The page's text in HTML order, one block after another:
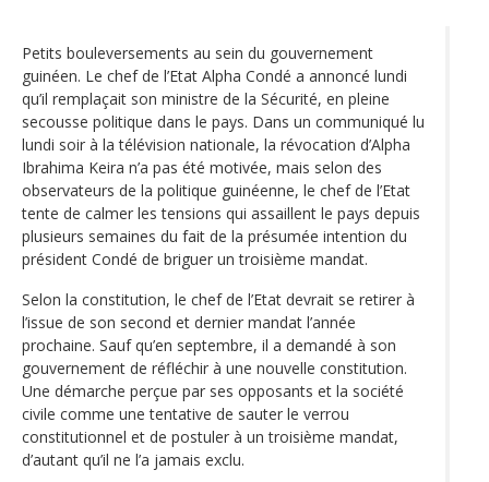
Petits bouleversements au sein du gouvernement
guinéen. Le chef de l’Etat Alpha Condé a annoncé lundi
qu’il remplaçait son ministre de la Sécurité, en pleine
secousse politique dans le pays. Dans un communiqué lu
lundi soir à la télévision nationale, la révocation d’Alpha
Ibrahima Keira n’a pas été motivée, mais selon des
observateurs de la politique guinéenne, le chef de l’Etat
tente de calmer les tensions qui assaillent le pays depuis
plusieurs semaines du fait de la présumée intention du
président Condé de briguer un troisième mandat.
Selon la constitution, le chef de l’Etat devrait se retirer à
l’issue de son second et dernier mandat l’année
prochaine. Sauf qu’en septembre, il a demandé à son
gouvernement de réfléchir à une nouvelle constitution.
Une démarche perçue par ses opposants et la société
civile comme une tentative de sauter le verrou
constitutionnel et de postuler à un troisième mandat,
d’autant qu’il ne l’a jamais exclu.